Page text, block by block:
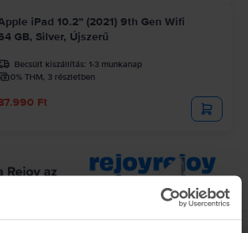
iPad 10.2” (2021) 9th Gen Wifi
GB, Silver, Újszerű
Becsült kiszállítás: 1-3 munkanap
0% THM, 3 részletben
Ft